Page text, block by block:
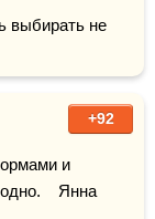
выбирать не
+92
и
Янна